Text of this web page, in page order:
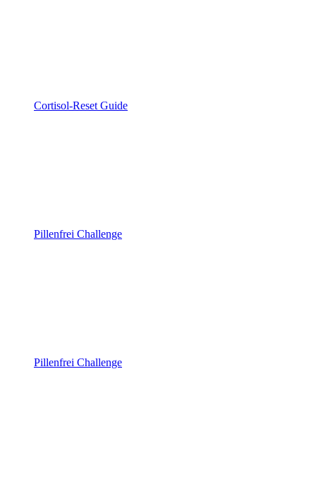
Cortisol-Reset Guide
Pillenfrei Challenge
Pillenfrei Challenge